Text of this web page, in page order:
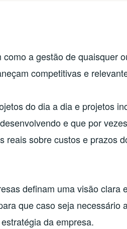
a gestão de quaisquer
competitivas e
do dia a dia e projetos
e que por
reais sobre custos e prazos
definam uma visão clara
que caso seja necessário
da empresa.